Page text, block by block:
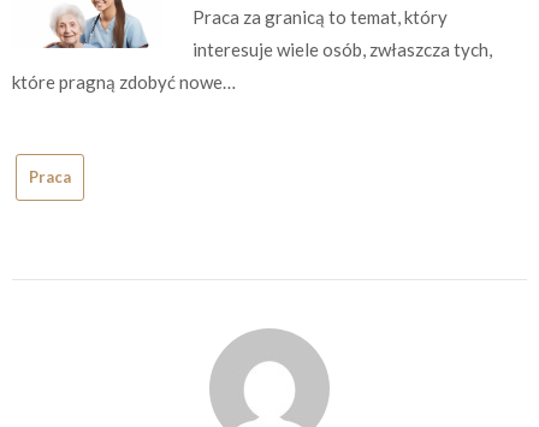
Praca za granicą to temat, który
interesuje wiele osób, zwłaszcza tych,
które pragną zdobyć nowe…
Praca